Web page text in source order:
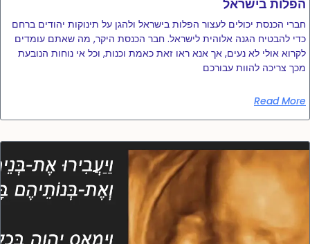
הפלות בישראל
חברי הכנסת יכולים לעצור הפלות בישראל ולהגן על תינוקות יהודים ברחם
כדי להבטיח הגנה אלוהית לישראל. חבר הכנסת היקר, מה שאתם עומדים
לקרוא אולי לא נעים, אך אנא ראו זאת כאמת וכנות, וכל אי נוחות הנובעת
מכך צריכה להוות עבורכם
Read More